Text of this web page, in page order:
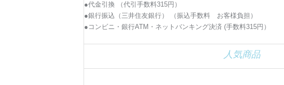
●代金引換 （代引手数料315円）
●銀行振込（三井住友銀行） （振込手数料 お客様負担）
●コンビニ・銀行ATM・ネットバンキング決済 (手数料315円）
人気商品